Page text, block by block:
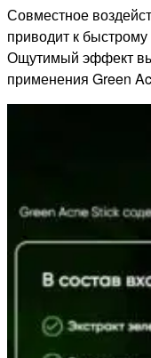
Совместное
приводит к быстрому
Ощутимый эффект вы
применения Green